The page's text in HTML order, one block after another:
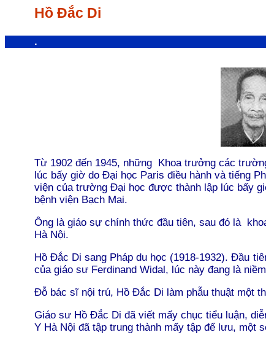
Hồ Ðắc Di
.
Từ 1902 đến 1945, những Khoa trưởng các
lúc bấy giờ do Ðại học Paris điều hành và tiếng
viện của trường Ðại học được thành lập lúc bấy
bệnh viện Bạch Mai.
Ông là giáo sự chính thức đầu tiên, sau đó là
Hà Nội.
Hồ Đắc Di sang Pháp du học (1918-1932). Đầu
của giáo sư Ferdinand Widal, lúc này đang là
Đỗ bác sĩ nội trú, Hồ Đắc Di làm phẫu thuật một
Giáo sư Hồ Đắc Di đã viết mấy chục tiểu luận,
Y Hà Nội đã tập trung thành mấy tập để lưu, một